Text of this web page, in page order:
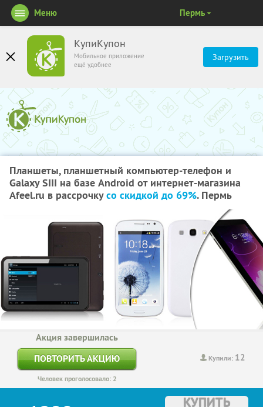
КупиКупон
Мобильное приложение
ещё удобнее
Загрузить
Меню Пермь
Планшеты, планшетный компьютер-телефон и
Galaxy SIII на базе Android от интернет-магазина
Afeel.ru в рассрочкусо скидкой до 69%. Пермь
Купили: 12
Акция завершилась
ПОВТОРИТЬ АКЦИЮ
Человек проголосовало: 2
КУПИТЬ